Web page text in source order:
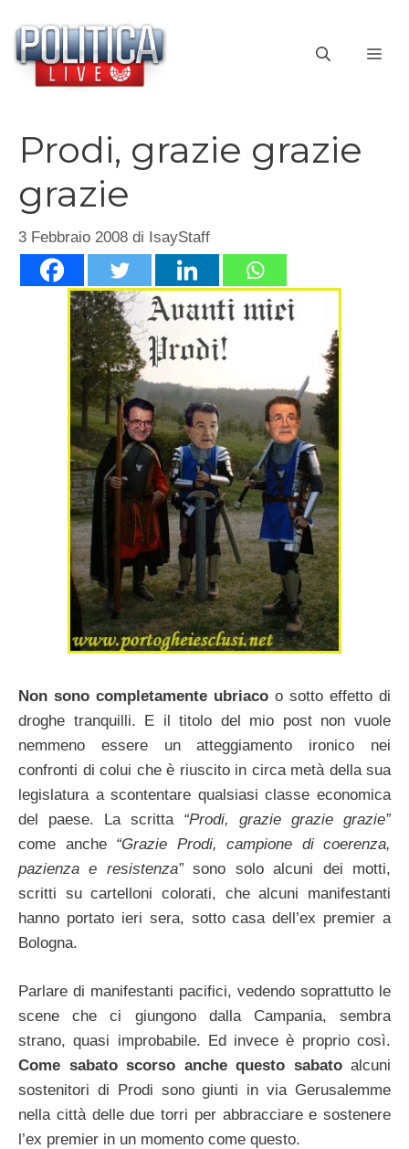
contenuto
Prodi, grazie grazie
grazie
3 Febbraio 2008 di IsayStaff
Non sono completamente ubriaco o sotto effetto di
droghe tranquilli. E il titolo del mio post non vuole
nemmeno essere un atteggiamento ironico nei
confronti di colui che è riuscito in circa metà della sua
legislatura a scontentare qualsiasi classe economica
del paese. La scritta “Prodi, grazie grazie grazie”
come anche “Grazie Prodi, campione di coerenza,
pazienza e resistenza”sono solo alcuni dei motti,
scritti su cartelloni colorati, che alcuni manifestanti
hanno portato ieri sera, sotto casa dell’ex premier a
Bologna.
Parlare di manifestanti pacifici, vedendo soprattutto le
scene che ci giungono dalla Campania, sembra
strano, quasi improbabile. Ed invece è proprio così.
Come sabato scorso anche questo sabatoalcuni
sostenitori di Prodi sono giunti in via Gerusalemme
nella città delle due torri per abbracciare e sostenere
l’ex premier in un momento come questo.